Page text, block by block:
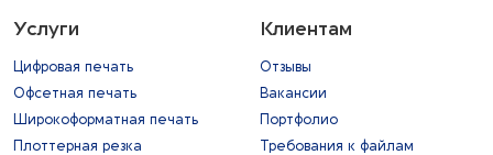
Услуги
Цифровая печать
Офсетная печать
Широкоформатная печать
Плоттерная резка
Клиентам
Отзывы
Вакансии
Портфолио
Требования к файлам